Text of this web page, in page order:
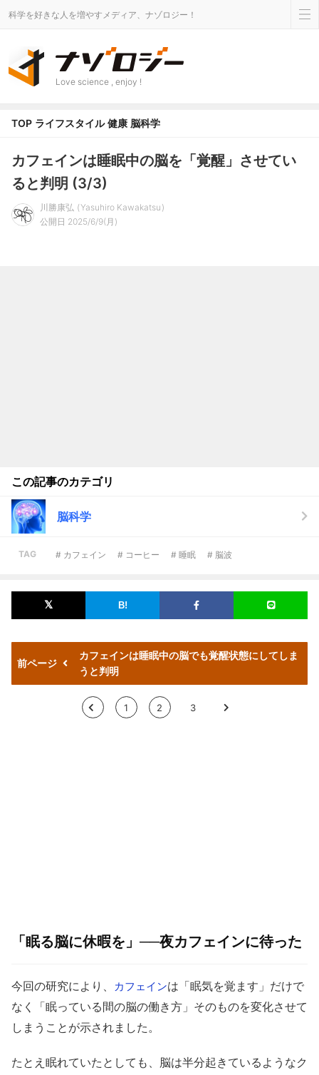
科学を好きな人を増やすメディア、ナゾロジー！
Love science , enjoy !
TOP ライフスタイル 健康 脳科学
カフェインは睡眠中の脳を「覚醒」させてい
ると判明 (3/3)
川勝康弘
Yasuhiro Kawakatsu
公開日 2025/6/9(月)
この記事のカテゴリ
脳科学
TAG # カフェイン # コーヒー # 睡眠 # 脳波
前ページ
カフェインは睡眠中の脳でも覚醒状態にしてしま
うと判明
< 1 2 3 >
「眠る脳に休暇を」──夜カフェインに待った
今回の研究により、 カフェインは「眠気を覚ます」だけで
なく「眠っている間の脳の働き方」そのものを変化させて
しまうことが示されました。
たとえ眠れていたとしても、脳は半分起きているようなク